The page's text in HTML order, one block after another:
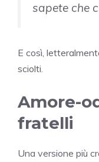
sapete che
E così,
sciolti.
Amore-
fratelli
Una versione più